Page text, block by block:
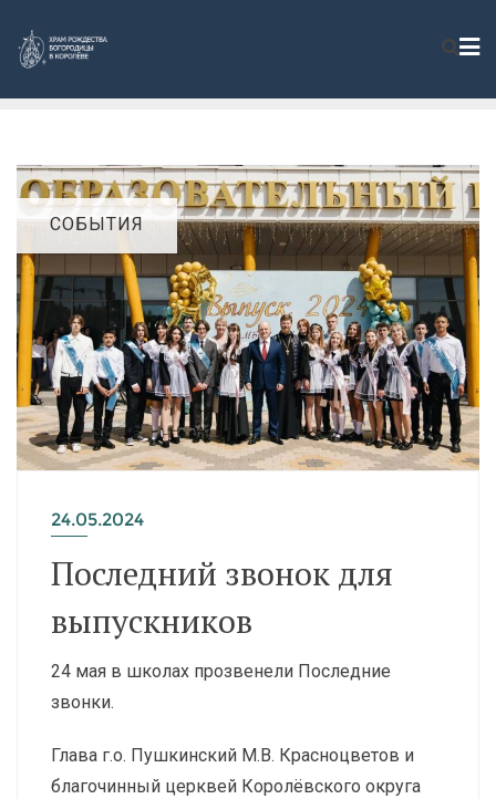
СОБЫТИЯ
24.05.2024
Последний звонок для
выпускников
24 мая в школах прозвенели Последние
звонки.
Глава г.о. Пушкинский М.В. Красноцветов и
благочинный церквей Королёвского округа